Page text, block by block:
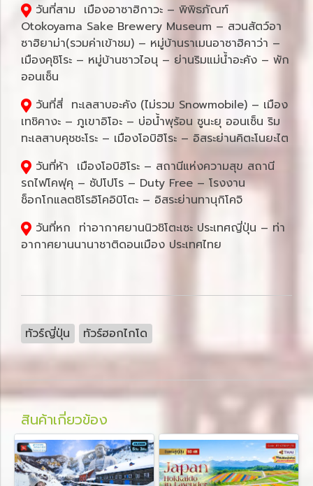
วันที่สาม เมืองอาซาฮิกาวะ – พิพิธภัณฑ์
Otokoyama Sake Brewery Museum – สวนสัตว์อา
ซาฮิยาม่า(รวมค่าเข้าชม) – หมู่บ้านราเมนอาซาฮิคาว่า –
เมืองคุชิโระ – หมู่บ้านชาวไอนุ – ย่านริมแม่น้ำอะคัง – พัก
ออนเซ็น
วันที่สี่ ทะเลสาบอะคัง (ไม่รวม Snowmobile) – เมือง
เทชิคางะ – ภูเขาอิโอะ – บ่อน้ำพุร้อน ซูนะยุ ออนเซ็น ริม
ทะเลสาบคุชชะโระ – เมืองโอบิฮิโระ – อิสระย่านคิตะโนยะไต
วันที่ห้า เมืองโอบิฮิโระ – สถานีแห่งความสุข สถานี
รถไฟโคฟุคุ – ซัปโปโร – Duty Free – โรงงาน
ช็อกโกแลตชิโรอิโคอิบิโตะ – อิสระย่านทานุกิโคจิ
วันที่หก ท่าอากาศยานนิวชิโตะเซะ ประเทศญี่ปุ่น – ท่า
อากาศยานนานาชาติดอนเมือง ประเทศไทย
ทัวร์ญี่ปุ่น ทัวร์ฮอกไกโด
สินค้าเกี่ยวข้อง